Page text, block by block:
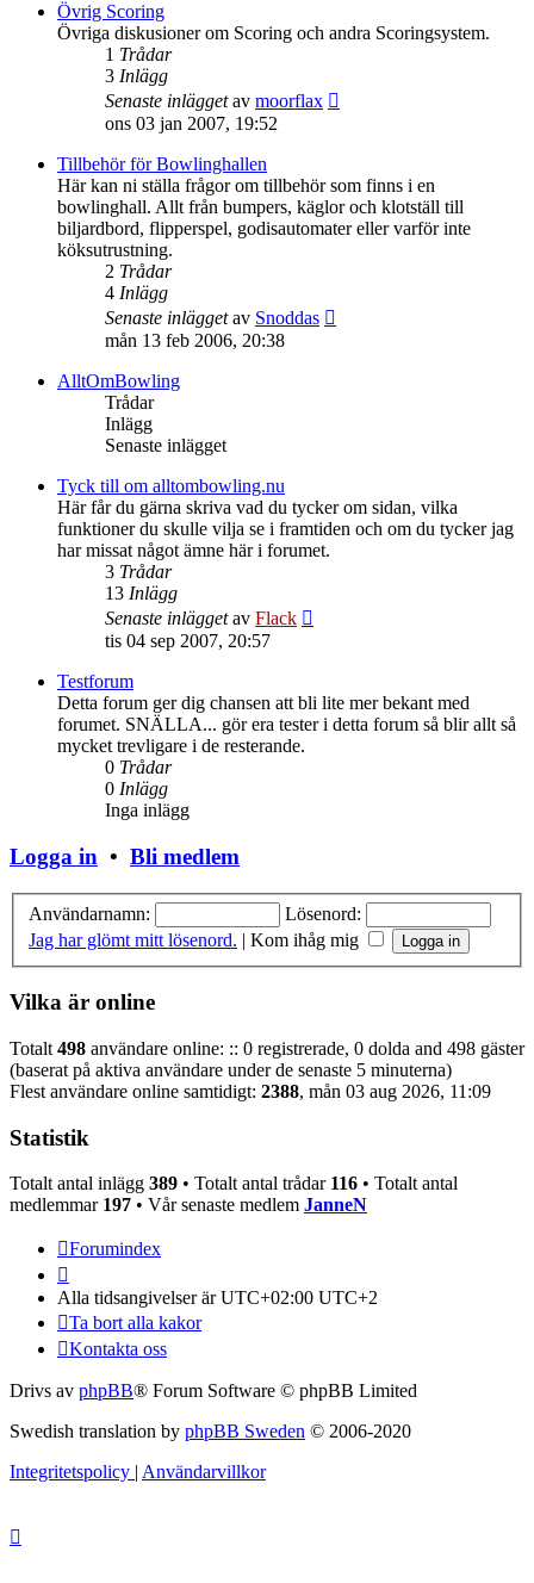
inlägget
Övrig Scoring
Övriga diskusioner om Scoring och andra Scoringsystem.
1 Trådar
3 Inlägg
Senaste inläggetav moorflax
inlägget
ons 03 jan 2007, 19:52
Tillbehör för Bowlinghallen
Här kan ni ställa frågor om tillbehör som finns i en
bowlinghall. Allt från bumpers, käglor och klotställ till
biljardbord, flipperspel, godisautomater eller varför inte
köksutrustning.
2 Trådar
4 Inlägg
Senaste inläggetav Snoddas
mån 13 feb 2006, 20:38
AlltOmBowling
Trådar
Inlägg
Senaste inlägget
Tyck till om alltombowling.nu
Här får du gärna skriva vad du tycker om sidan, vilka
funktioner du skulle vilja se i framtiden och om du tycker jag
har missat något ämne här i forumet.
3 Trådar
13 Inlägg
Senaste inläggetav Flack
inlägget
tis 04 sep 2007, 20:57
Testforum
Detta forum ger dig chansen att bli lite mer bekant med
forumet. SNÄLLA... gör era tester i detta forum så blir allt så
mycket trevligare i de resterande.
0 Trådar
0 Inlägg
Inga inlägg
Logga in • Bli medlem
Användarnamn:
Lösenord:
Jag har glömt mitt lösenord. | Kom ihåg mig
Vilka är online
Totalt 498 användare online: :: 0 registrerade, 0 dolda and 498 gäster
(baserat på aktiva användare under de senaste 5 minuterna)
Flest användare online samtidigt: 2388, mån 03 aug 2026, 11:09
Statistik
Totalt antal inlägg 389 • Totalt antal trådar 116 • Totalt antal
medlemmar 197 • Vår senaste medlem JanneN
Forumindex
Alla tidsangivelser är UTC+02:00 UTC+2
Ta bort alla kakor
Kontakta oss
Drivs av phpBB® Forum Software © phpBB Limited
Swedish translation by phpBB Sweden © 2006-2020
Integritetspolicy | Användarvillkor